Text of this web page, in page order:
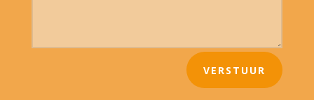
VERSTUUR